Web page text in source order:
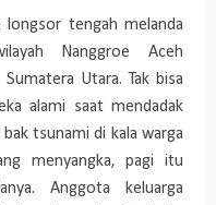
longsor tengah melanda
Nanggroe Aceh
Utara. Tak bisa
alami saat mendadak
tsunami di kala warga
menyangka, pagi itu
Anggota keluarga